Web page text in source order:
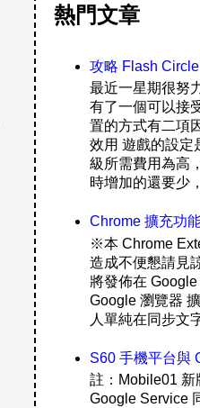
熱門文章
攻略 Flash
最近一星期很努
有了一個可以接
置的方式有二項
效用 遊戲的設定
級所需費用為高
時增加的還要少
Chrome 擴充功
※本 Chrome
造成不便懇請見
將發佈在
Google 瀏覽器
人單純在同步文
S60 手機平台與
註：Mobile01 新
Google Service